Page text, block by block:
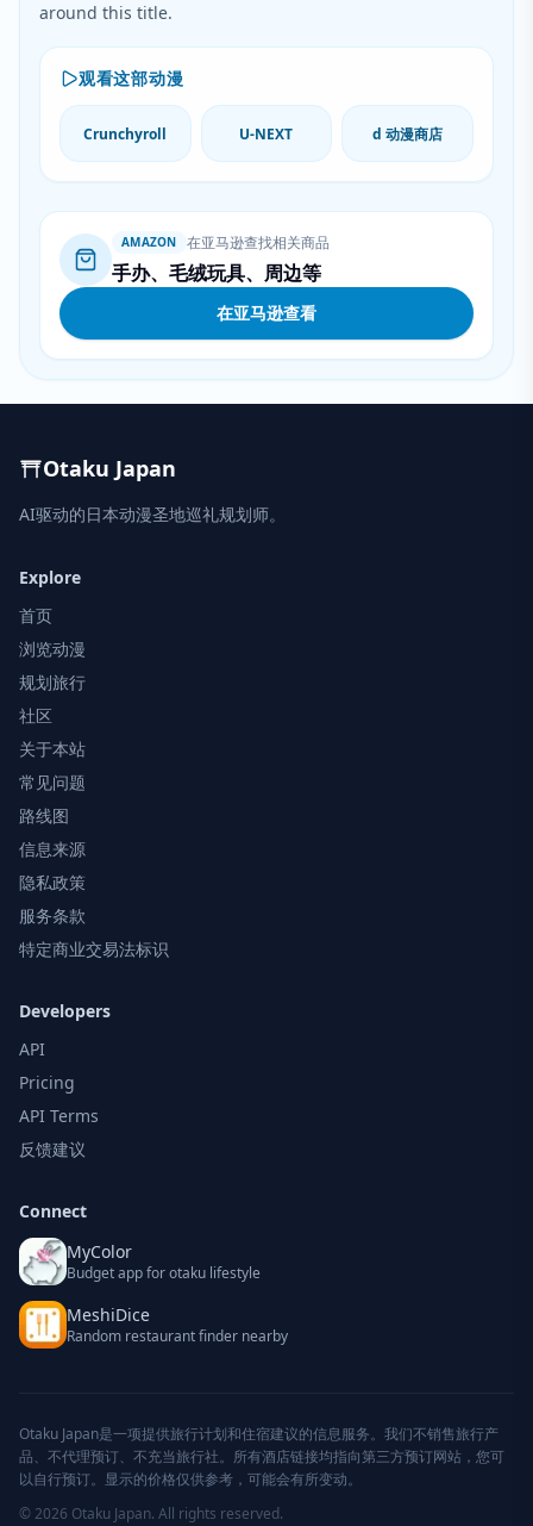
around this title.
观看这部动漫
Crunchyroll U-NEXT d 动漫商店
AMAZON 在亚马逊查找相关商品
手办、毛绒玩具、周边等
在亚马逊查看
Otaku Japan
AI驱动的日本动漫圣地巡礼规划师。
Explore
首页
浏览动漫
规划旅行
社区
关于本站
常见问题
路线图
信息来源
隐私政策
服务条款
特定商业交易法标识
Developers
API
Pricing
API Terms
反馈建议
Connect
MyColor
Budget app for otaku lifestyle
MeshiDice
Random restaurant finder nearby
Otaku Japan是一项提供旅行计划和住宿建议的信息服务。我们不销售旅行产
品、不代理预订、不充当旅行社。所有酒店链接均指向第三方预订网站，您可
以自行预订。显示的价格仅供参考，可能会有所变动。
© 2026 Otaku Japan. All rights reserved.